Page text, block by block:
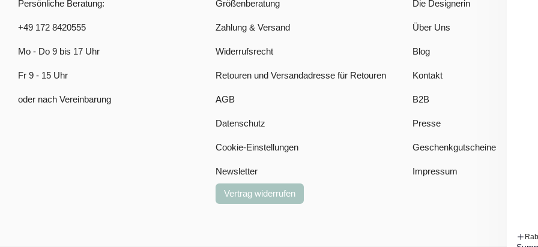
Persönliche Beratung:
+49 172 8420555
Mo - Do 9 bis 17 Uhr
Fr 9 - 15 Uhr
oder nach Vereinbarung
Größenberatung
Zahlung & Versand
Widerrufsrecht
Retouren und Versandadresse für Retouren
AGB
Datenschutz
Cookie-Einstellungen
Newsletter
Vertrag widerrufen
Die Designerin
Über Uns
Blog
Kontakt
B2B
Presse
Geschenkgutscheine
Impressum